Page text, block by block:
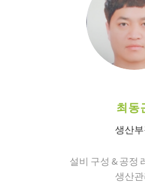
최동
생산
설비 구성 & 공정
생산관